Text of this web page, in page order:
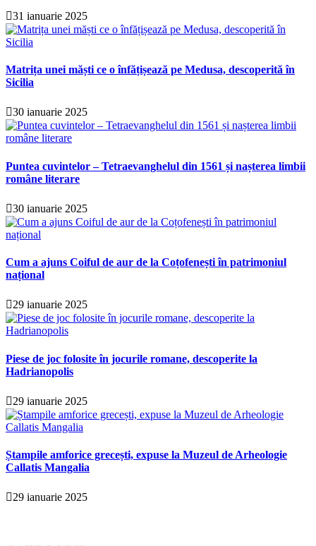
31 ianuarie 2025
Matrița unei măști ce o înfățișează pe Medusa, descoperită în
Sicilia
30 ianuarie 2025
Puntea cuvintelor – Tetraevanghelul din 1561 și nașterea limbii
române literare
30 ianuarie 2025
Cum a ajuns Coiful de aur de la Coțofenești în patrimoniul
național
29 ianuarie 2025
Piese de joc folosite în jocurile romane, descoperite la
Hadrianopolis
29 ianuarie 2025
Ștampile amforice grecești, expuse la Muzeul de Arheologie
Callatis Mangalia
29 ianuarie 2025